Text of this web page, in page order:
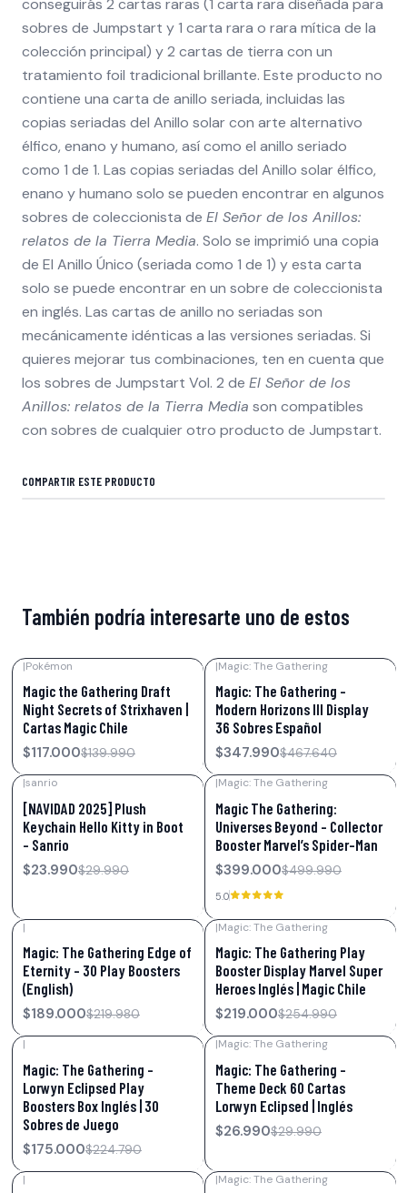
conseguirás 2 cartas raras (1 carta rara diseñada para
sobres de Jumpstart y 1 carta rara o rara mítica de la
colección principal) y 2 cartas de tierra con un
tratamiento foil tradicional brillante. Este producto no
contiene una carta de anillo seriada, incluidas las
copias seriadas del Anillo solar con arte alternativo
élfico, enano y humano, así como el anillo seriado
como 1 de 1. Las copias seriadas del Anillo solar élfico,
enano y humano solo se pueden encontrar en algunos
sobres de coleccionista de El Señor de los Anillos:
relatos de la Tierra Media. Solo se imprimió una copia
de El Anillo Único (seriada como 1 de 1) y esta carta
solo se puede encontrar en un sobre de coleccionista
en inglés. Las cartas de anillo no seriadas son
mecánicamente idénticas a las versiones seriadas. Si
quieres mejorar tus combinaciones, ten en cuenta que
los sobres de Jumpstart Vol. 2 de El Señor de los
Anillos: relatos de la Tierra Media son compatibles
con sobres de cualquier otro producto de Jumpstart.
COMPARTIR ESTE PRODUCTO
También podría interesarte uno de estos
|Pokémon
Magic the Gathering Draft
Night Secrets of Strixhaven |
Cartas Magic Chile
$117.000$139.990
|Magic: The Gathering
Magic: The Gathering –
Modern Horizons III Display
36 Sobres Español
$347.990$467.640
|sanrio
[NAVIDAD 2025] Plush
Keychain Hello Kitty in Boot
– Sanrio
$23.990$29.990
|Magic: The Gathering
Magic The Gathering:
Universes Beyond – Collector
Booster Marvel’s Spider-Man
$399.000$499.990
5.0
|
Magic: The Gathering Edge of
Eternity – 30 Play Boosters
(English)
$189.000$219.980
|Magic: The Gathering
Magic: The Gathering Play
Booster Display Marvel Super
Heroes Inglés | Magic Chile
$219.000$254.990
|
Magic: The Gathering –
Lorwyn Eclipsed Play
Boosters Box Inglés | 30
Sobres de Juego
$175.000$224.790
|Magic: The Gathering
Magic: The Gathering –
Theme Deck 60 Cartas
Lorwyn Eclipsed | Inglés
$26.990$29.990
| |Magic: The Gathering